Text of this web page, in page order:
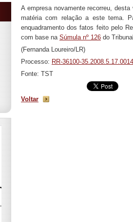
A empresa novamente recorreu,
matéria com relação a este tema.
enquadramento dos fatos feito pelo
com base na Súmula nº 126 do
(Fernanda Loureiro/LR)
Processo: RR-36100-35.2008.5.17.0014
Fonte: TST
Voltar